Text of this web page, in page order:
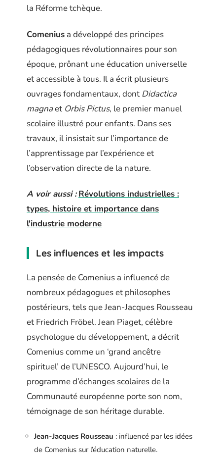
la Réforme tchèque.
Comenius a développé des principes
pédagogiques révolutionnaires pour son
époque, prônant une éducation universelle
et accessible à tous. Il a écrit plusieurs
ouvrages fondamentaux, dont Didactica
magnaet Orbis Pictus, le premier manuel
scolaire illustré pour enfants. Dans ses
travaux, il insistait sur l’importance de
l’apprentissage par l’expérience et
l’observation directe de la nature.
A voir aussi : Révolutions industrielles :
types, histoire et importance dans
l'industrie moderne
Les influences et les impacts
La pensée de Comenius a influencé de
nombreux pédagogues et philosophes
postérieurs, tels que Jean-Jacques Rousseau
et Friedrich Fröbel. Jean Piaget, célèbre
psychologue du développement, a décrit
Comenius comme un ‘grand ancêtre
spirituel’ de l’UNESCO. Aujourd’hui, le
programme d’échanges scolaires de la
Communauté européenne porte son nom,
témoignage de son héritage durable.
Jean-Jacques Rousseau : influencé par les idées
de Comenius sur l’éducation naturelle.